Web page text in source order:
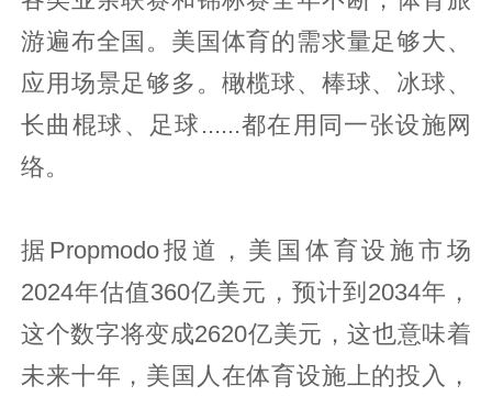
游遍布全国。美国体育的需求量足够大、
应用场景足够多。橄榄球、棒球、冰球、
长曲棍球、足球......都在用同一张设施网
络。
据Propmodo报道，美国体育设施市场
2024年估值360亿美元，预计到2034年，
这个数字将变成2620亿美元，这也意味着
未来十年，美国人在体育设施上的投入，